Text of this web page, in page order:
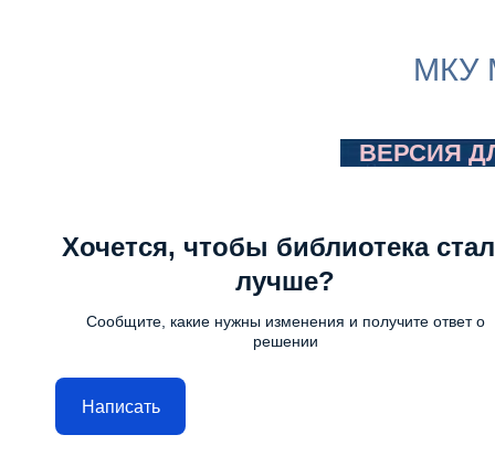
МКУ
ВЕРСИЯ
Хочется, чтобы библиотека
лучше?
Сообщите, какие нужны изменения и получите ответ о
решении
Написать